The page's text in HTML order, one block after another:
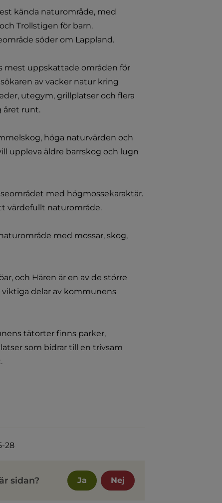
kända naturområde, med
Trollstigen för barn.
söder om Lappland.
mest uppskattade områden för
av vacker natur kring
utegym, grillplatser och flera
året runt.
höga naturvärden och
uppleva äldre barrskog och lugn
med högmossekaraktär.
värdefullt naturområde.
med mossar, skog,
och Hären är en av de större
viktiga delar av kommunens
tätorter finns parker,
som bidrar till en trivsam
28
sidan? Ja Nej